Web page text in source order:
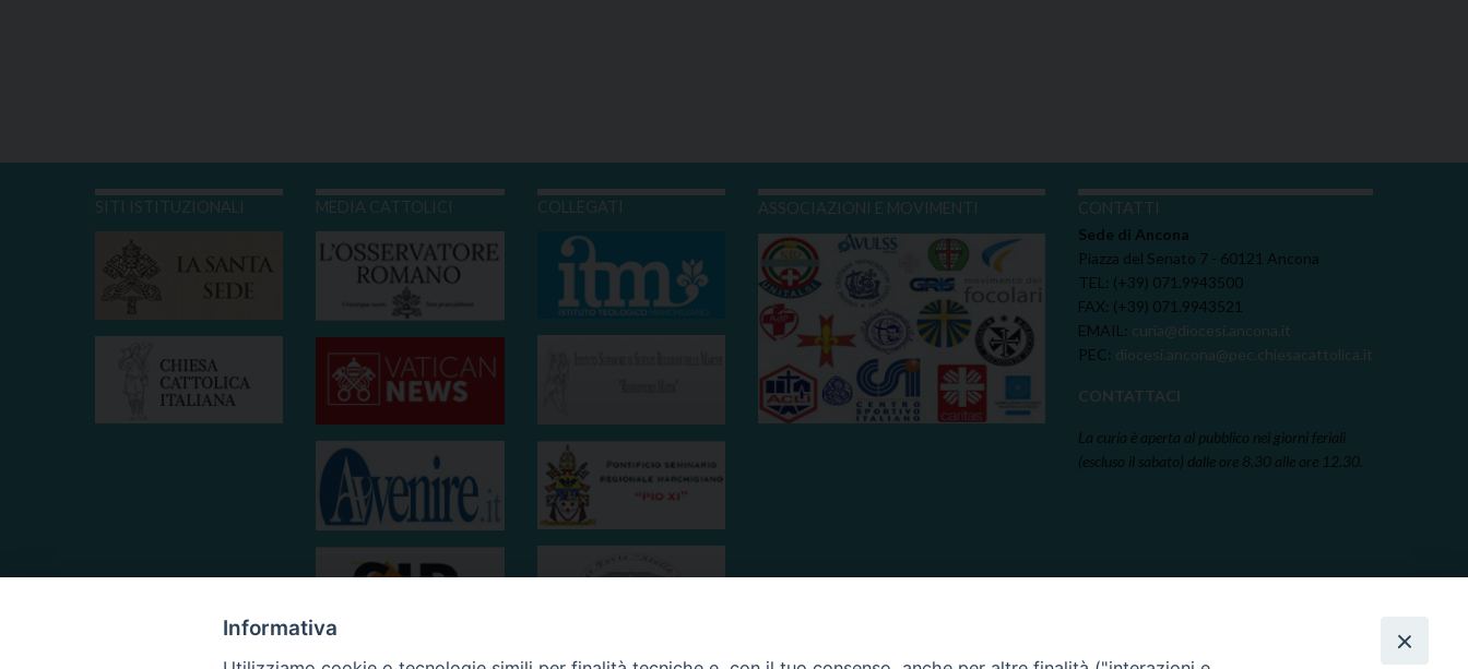
SITI ISTITUZIONALI MEDIA CATTOLICI COLLEGATI ASSOCIAZIONI E MOVIMENTI
CONTATTI
Sede di Ancona
Piazza del Senato 7 - 60121 Ancona
TEL: (+39) 071.9943500
FAX: (+39) 071.9943521
EMAIL: curia@diocesi.ancona.it
PEC: diocesi.ancona@pec.chiesacattolica.it
CONTATTACI
La curia è aperta al pubblico nei giorni feriali
(escluso il sabato) dalle ore 8.30 alle ore 12.30.
Informativa